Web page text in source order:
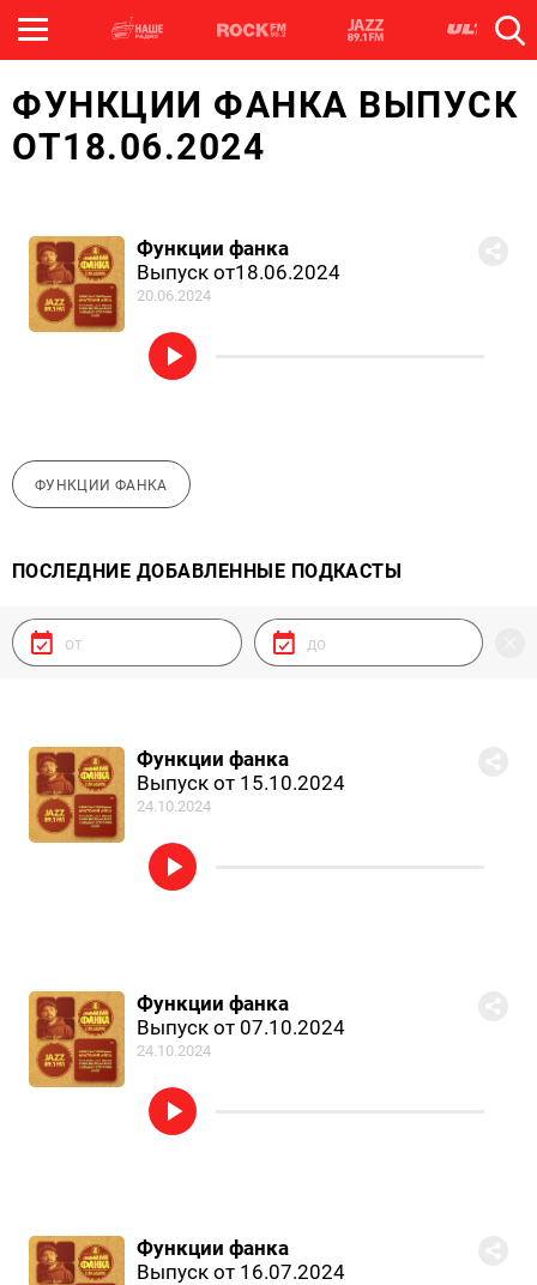
ФУНКЦИИ ФАНКА ВЫПУСК
ОТ18.06.2024
Функции фанка
Выпуск от18.06.2024
20.06.2024
ФУНКЦИИ ФАНКА
ПОСЛЕДНИЕ ДОБАВЛЕННЫЕ ПОДКАСТЫ
Функции фанка
Выпуск от 15.10.2024
24.10.2024
Функции фанка
Выпуск от 07.10.2024
24.10.2024
Функции фанка
Выпуск от 16.07.2024